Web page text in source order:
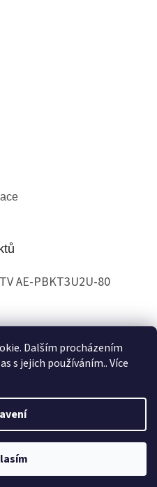
Dalším procházením
s jejich používáním.. Více
AE-PBKT3U2U-80
z 5 hvězdiček.
pokyny
Shoptet
Všechna práva vyhrazena.